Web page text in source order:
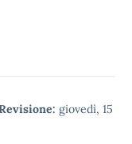
giovedì, 15